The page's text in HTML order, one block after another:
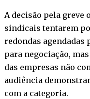
A decisão pela greve
sindicais tentarem
redondas
para negociação,
das empresas não
audiência
com a categoria.